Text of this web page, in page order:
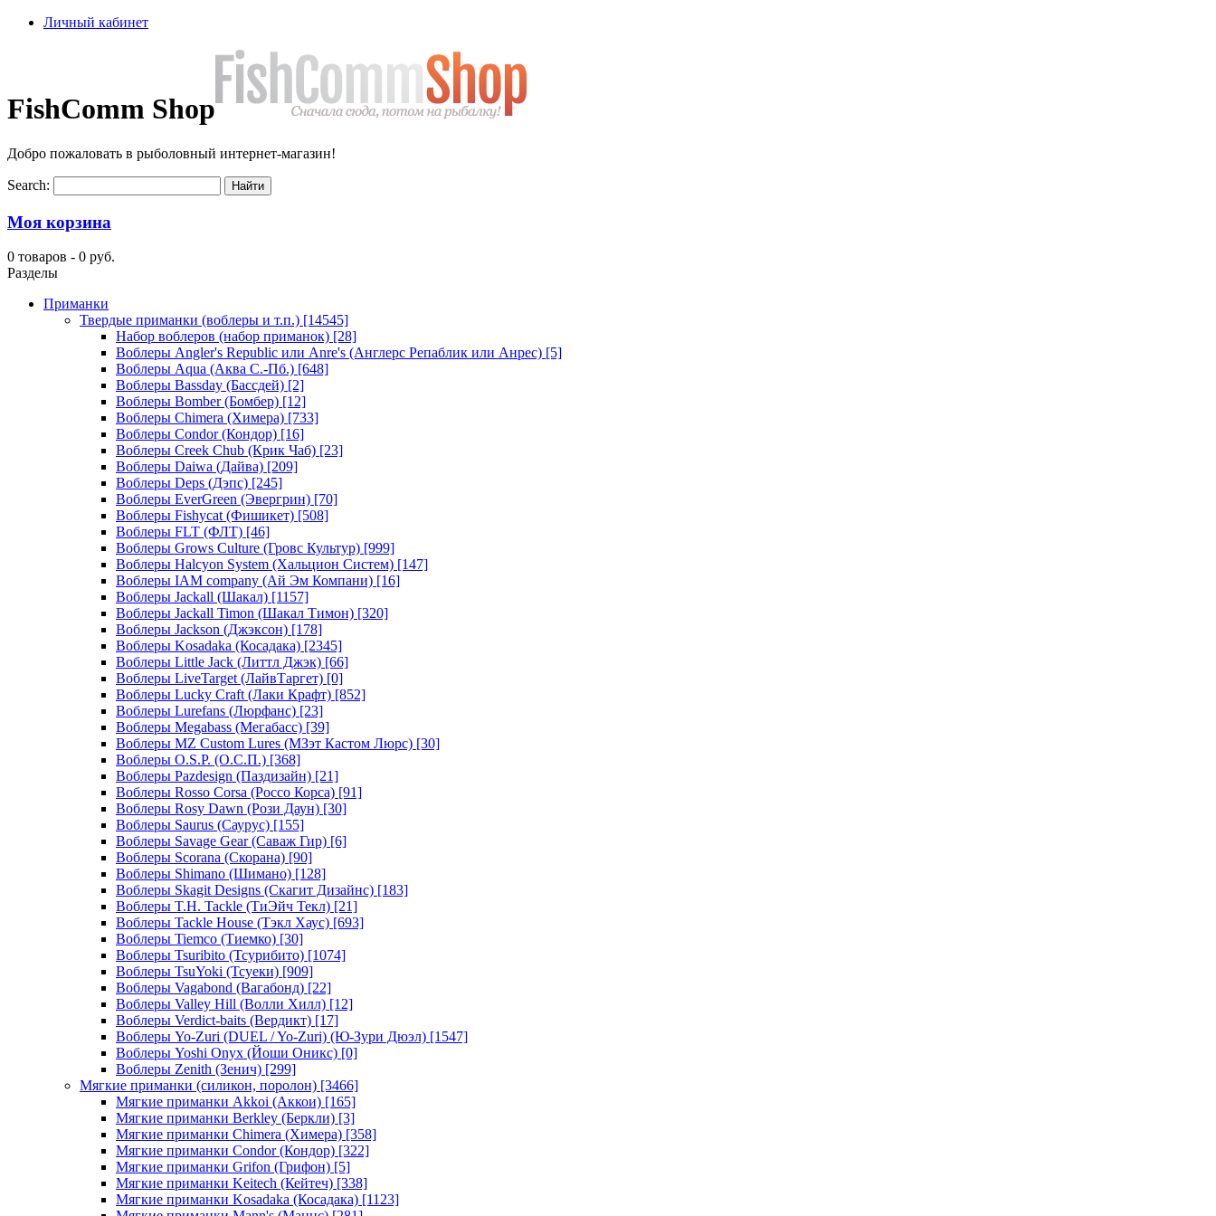
Личный кабинет
FishComm Shop
Добро пожаловать в рыболовный интернет-магазин!
Search:
Моя корзина
0 товаров - 0 руб.
Разделы
Приманки
Твердые приманки (воблеры и т.п.) [14545]
Набор воблеров (набор приманок) [28]
Воблеры Angler's Republic или Anre's (Англерс Репаблик или Анрес) [5]
Воблеры Aqua (Аква С.-Пб.) [648]
Воблеры Bassday (Бассдей) [2]
Воблеры Bomber (Бомбер) [12]
Воблеры Chimera (Химера) [733]
Воблеры Condor (Кондор) [16]
Воблеры Creek Chub (Крик Чаб) [23]
Воблеры Daiwa (Дайва) [209]
Воблеры Deps (Дэпс) [245]
Воблеры EverGreen (Эвергрин) [70]
Воблеры Fishycat (Фишикет) [508]
Воблеры FLT (ФЛТ) [46]
Воблеры Grows Culture (Гровс Культур) [999]
Воблеры Halcyon System (Хальцион Систем) [147]
Воблеры IAM company (Ай Эм Компани) [16]
Воблеры Jackall (Шакал) [1157]
Воблеры Jackall Timon (Шакал Тимон) [320]
Воблеры Jackson (Джэксон) [178]
Воблеры Kosadaka (Косадака) [2345]
Воблеры Little Jack (Литтл Джэк) [66]
Воблеры LiveTarget (ЛайвТаргет) [0]
Воблеры Lucky Craft (Лаки Крафт) [852]
Воблеры Lurefans (Люрфанс) [23]
Воблеры Megabass (Мегабасс) [39]
Воблеры MZ Custom Lures (МЗэт Кастом Люрс) [30]
Воблеры O.S.P. (О.С.П.) [368]
Воблеры Pazdesign (Паздизайн) [21]
Воблеры Rosso Corsa (Россо Корса) [91]
Воблеры Rosy Dawn (Рози Даун) [30]
Воблеры Saurus (Саурус) [155]
Воблеры Savage Gear (Саваж Гир) [6]
Воблеры Scorana (Скорана) [90]
Воблеры Shimano (Шимано) [128]
Воблеры Skagit Designs (Скагит Дизайнс) [183]
Воблеры T.H. Tackle (ТиЭйч Текл) [21]
Воблеры Tackle House (Тэкл Хаус) [693]
Воблеры Tiemco (Тиемко) [30]
Воблеры Tsuribito (Тсурибито) [1074]
Воблеры TsuYoki (Тсуеки) [909]
Воблеры Vagabond (Вагабонд) [22]
Воблеры Valley Hill (Волли Хилл) [12]
Воблеры Verdict-baits (Вердикт) [17]
Воблеры Yo-Zuri (DUEL / Yo-Zuri) (Ю-Зури Дюэл) [1547]
Воблеры Yoshi Onyx (Йоши Оникс) [0]
Воблеры Zenith (Зенич) [299]
Мягкие приманки (силикон, поролон) [3466]
Мягкие приманки Akkoi (Аккои) [165]
Мягкие приманки Berkley (Беркли) [3]
Мягкие приманки Chimera (Химера) [358]
Мягкие приманки Condor (Кондор) [322]
Мягкие приманки Grifon (Грифон) [5]
Мягкие приманки Keitech (Кейтеч) [338]
Мягкие приманки Kosadaka (Косадака) [1123]